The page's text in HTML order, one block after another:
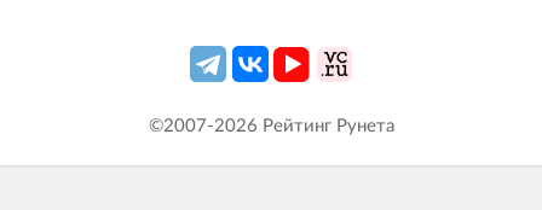
©2007-2026 Рейтинг Рунета